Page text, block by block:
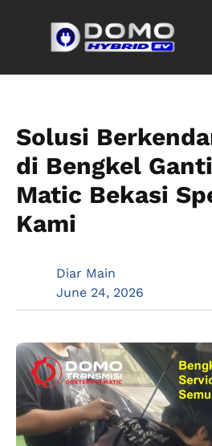
Solusi
di Bengkel
Matic Bekasi
Kami
Diar Main
June 24, 2026